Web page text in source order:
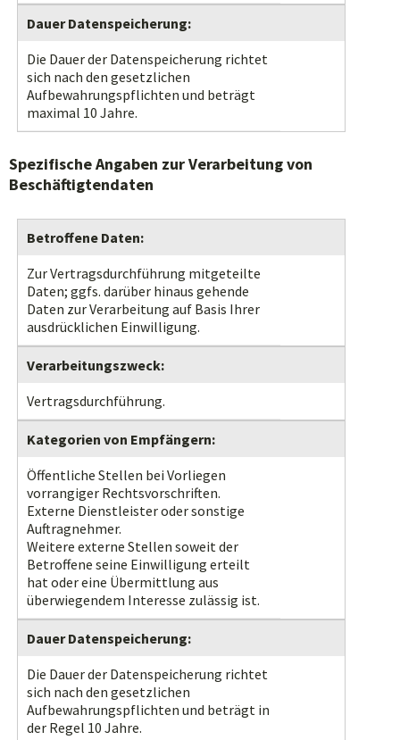
Dauer Datenspeicherung:
Die Dauer der Datenspeicherung richtet
sich nach den gesetzlichen
Aufbewahrungspflichten und beträgt
maximal 10 Jahre.
Spezifische Angaben zur Verarbeitung von
Beschäftigtendaten
Betroffene Daten:
Zur Vertragsdurchführung mitgeteilte
Daten; ggfs. darüber hinaus gehende
Daten zur Verarbeitung auf Basis Ihrer
ausdrücklichen Einwilligung.
Verarbeitungszweck:
Vertragsdurchführung.
Kategorien von Empfängern:
Öffentliche Stellen bei Vorliegen
vorrangiger Rechtsvorschriften.
Externe Dienstleister oder sonstige
Auftragnehmer.
Weitere externe Stellen soweit der
Betroffene seine Einwilligung erteilt
hat oder eine Übermittlung aus
überwiegendem Interesse zulässig ist.
Dauer Datenspeicherung:
Die Dauer der Datenspeicherung richtet
sich nach den gesetzlichen
Aufbewahrungspflichten und beträgt in
der Regel 10 Jahre.